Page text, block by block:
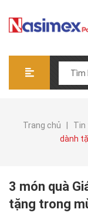
Trang chủ Tin
dành
3 món quà
tặng trong